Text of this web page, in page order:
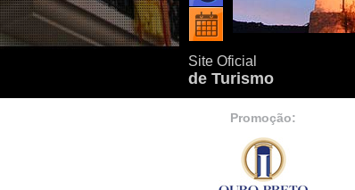
Eventos
Site Oficial
de Turismo
Promoção: